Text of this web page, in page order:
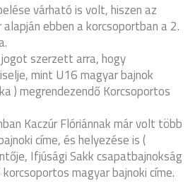
várható is volt, hiszen az
ebben a korcsoportban a 2.
szerzett arra, hogy
mint U16 magyar bajnok
) megrendezendő Korcsoportos
Kaczúr Flóriánnak már volt több
címe, és helyezése is (
Ifjúsági Sakk csapatbajnokság
magyar bajnoki címe.